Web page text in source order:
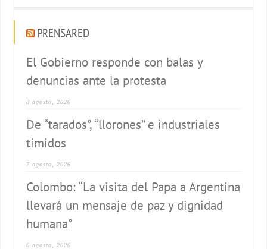
PRENSARED
El Gobierno responde con balas y
denuncias ante la protesta
8 agosto, 2026
De “tarados”, “llorones” e industriales
tímidos
7 agosto, 2026
Colombo: “La visita del Papa a Argentina
llevará un mensaje de paz y dignidad
humana”
6 agosto, 2026